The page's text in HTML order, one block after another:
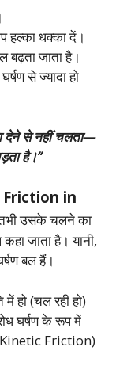
हल्का धक्का दें।
बढ़ता जाता है।
से ज्यादा हो
देने से नहीं चलता—
है।”
Friction in
तभी उसके चलने का
जाता है। यानी,
बल हैं।
हो (चल रही हो)
घर्षण के रूप में
(Kinetic Friction)